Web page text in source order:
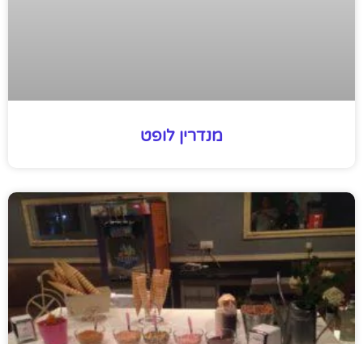
מנדרין לופט